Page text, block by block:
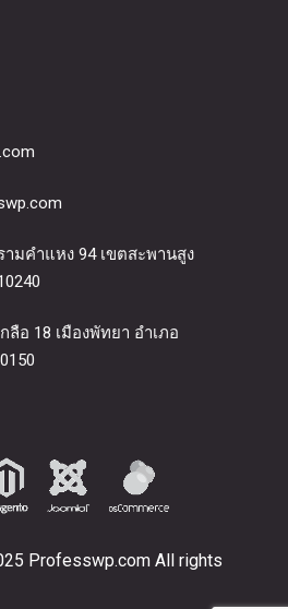
ามคำแหง 94 เขตสะพานสูง
ลือ 18 เมืองพัทยา อำเภอ
Professwp.com All rights